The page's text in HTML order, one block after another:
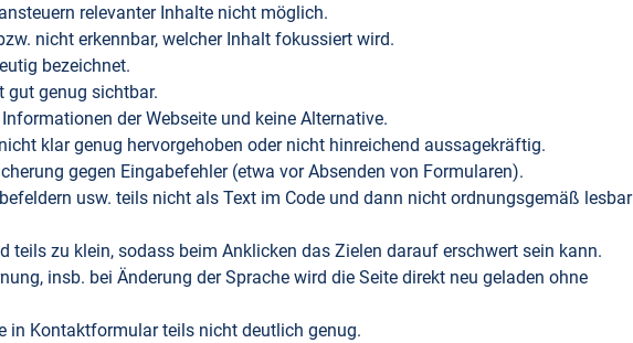
relevanter Inhalte nicht möglich.
nicht erkennbar, welcher Inhalt fokussiert wird.
bezeichnet.
gut genug sichtbar.
der Webseite und keine Alternative.
klar genug hervorgehoben oder nicht hinreichend aussagekräftig.
gegen Eingabefehler (etwa vor Absenden von Formularen).
usw. teils nicht als Text im Code und dann nicht ordnungsgemäß lesbar
teils zu klein, sodass beim Anklicken das Zielen darauf erschwert sein kann.
insb. bei Änderung der Sprache wird die Seite direkt neu geladen ohne
in Kontaktformular teils nicht deutlich genug.